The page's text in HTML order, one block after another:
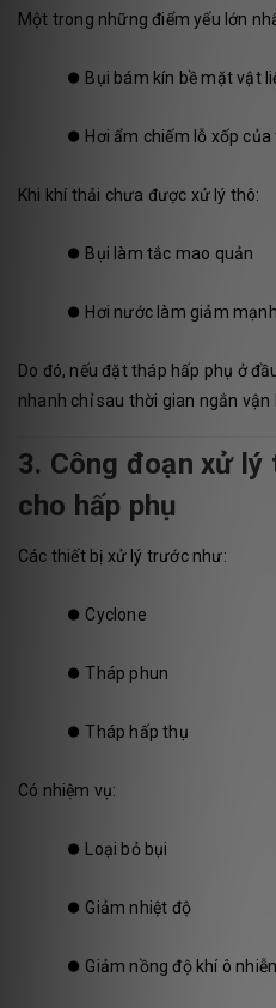
Một trong những điểm yếu lớn
⏺️ Bụi bám kín bề mặt vật
⏺️ Hơi ẩm chiếm lỗ xốp
Khi khí thải chưa được xử lý thô:
⏺️ Bụi làm tắc mao quản
⏺️ Hơi nước làm giảm
Do đó, nếu đặt tháp hấp phụ ở
nhanh chỉ sau thời gian ngắn vận
3. Công đoạn xử lý
cho hấp phụ
Các thiết bị xử lý trước như:
⏺️ Cyclone
⏺️Tháp phun
⏺️Tháp hấp thụ
Có nhiệm vụ:
⏺️ Loại bỏ bụi
⏺️ Giảm nhiệt độ
⏺️ Giảm nồng độ khí ô